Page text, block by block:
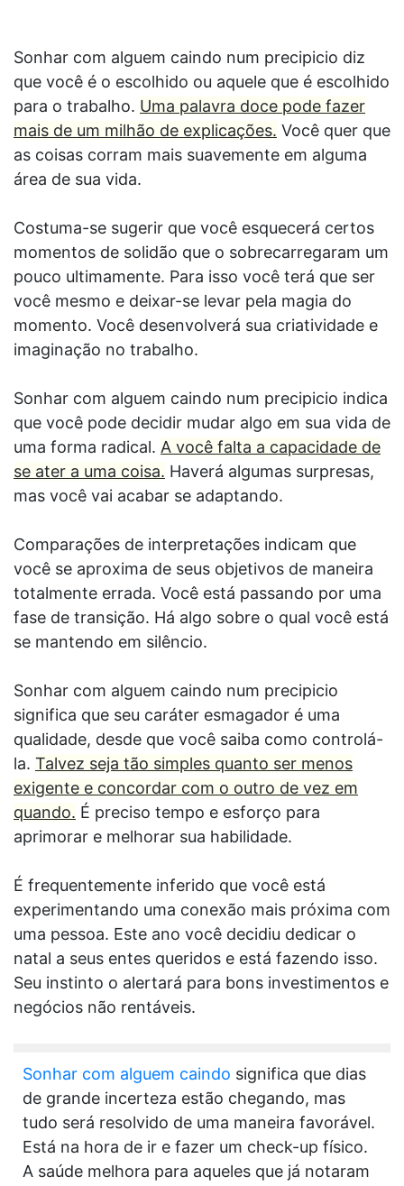
Sonhar com alguem caindo num precipicio diz
que você é o escolhido ou aquele que é escolhido
para o trabalho. Uma palavra doce pode fazer
mais de um milhão de explicações. Você quer que
as coisas corram mais suavemente em alguma
área de sua vida.
Costuma-se sugerir que você esquecerá certos
momentos de solidão que o sobrecarregaram um
pouco ultimamente. Para isso você terá que ser
você mesmo e deixar-se levar pela magia do
momento. Você desenvolverá sua criatividade e
imaginação no trabalho.
Sonhar com alguem caindo num precipicio indica
que você pode decidir mudar algo em sua vida de
uma forma radical. A você falta a capacidade de
se ater a uma coisa. Haverá algumas surpresas,
mas você vai acabar se adaptando.
Comparações de interpretações indicam que
você se aproxima de seus objetivos de maneira
totalmente errada. Você está passando por uma
fase de transição. Há algo sobre o qual você está
se mantendo em silêncio.
Sonhar com alguem caindo num precipicio
significa que seu caráter esmagador é uma
qualidade, desde que você saiba como controlá-
la. Talvez seja tão simples quanto ser menos
exigente e concordar com o outro de vez em
quando. É preciso tempo e esforço para
aprimorar e melhorar sua habilidade.
É frequentemente inferido que você está
experimentando uma conexão mais próxima com
uma pessoa. Este ano você decidiu dedicar o
natal a seus entes queridos e está fazendo isso.
Seu instinto o alertará para bons investimentos e
negócios não rentáveis.
Sonhar com alguem caindo significa que dias
de grande incerteza estão chegando, mas
tudo será resolvido de uma maneira favorável.
Está na hora de ir e fazer um check-up físico.
A saúde melhora para aqueles que já notaram